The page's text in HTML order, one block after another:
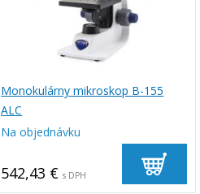
Monokulárny mikroskop B-155
ALC
Na objednávku
542,43 € s DPH